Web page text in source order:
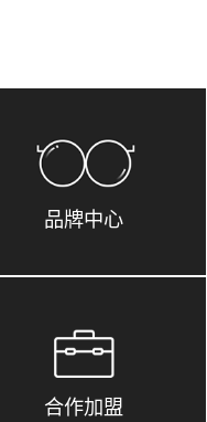
品牌中心
合作加盟